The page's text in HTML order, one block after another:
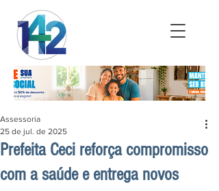
Prefeita Ceci reforça compromisso
com a saúde e entrega novos
Assessoria
25 de jul. de 2025